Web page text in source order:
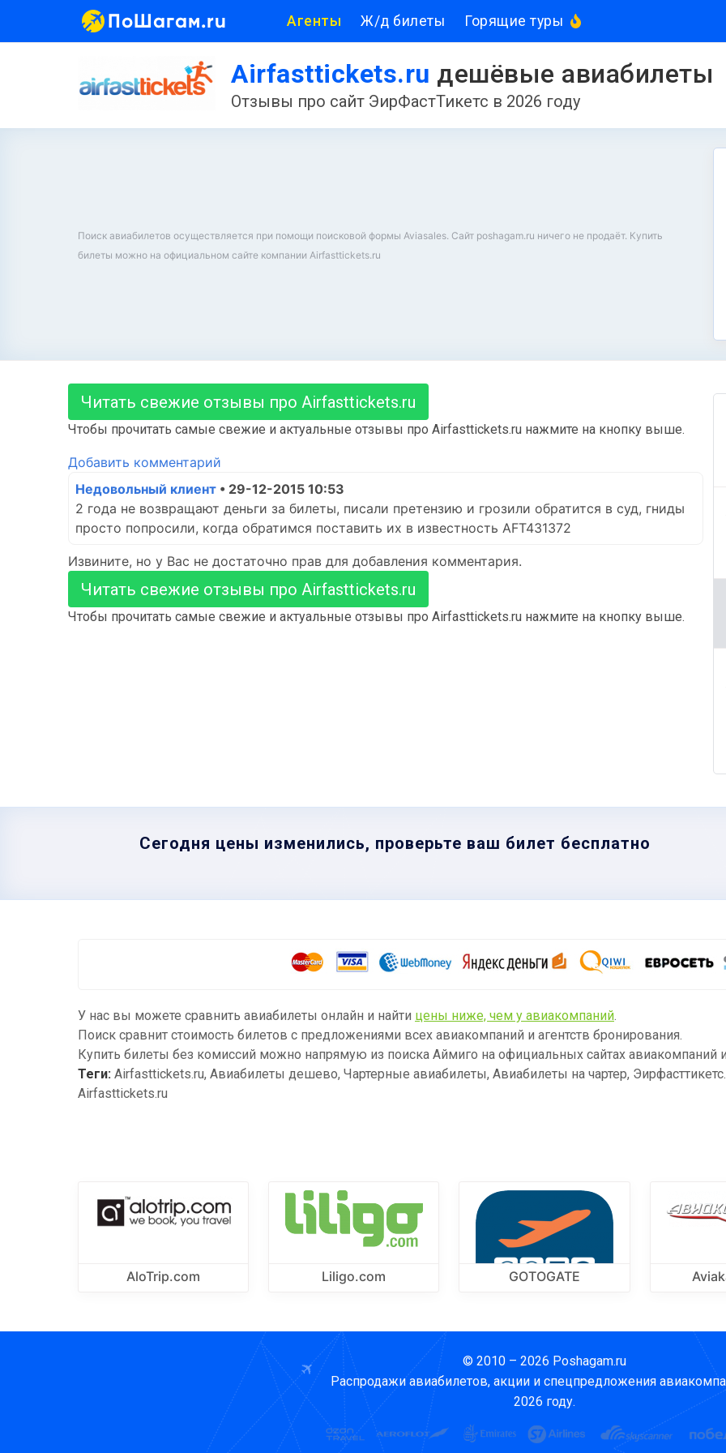
ПоШагам.ru Агенты Ж/д билеты Горящие туры
Airfasttickets.ru дешёвые авиабилеты
Отзывы про сайт ЭирФастТикетс в 2026 году
Поиск авиабилетов осуществляется при помощи поисковой формы Aviasales. Сайт poshagam.ru ничего не продаёт. Купить
билеты можно на официальном сайте компании Airfasttickets.ru
Читать свежие отзывы про Airfasttickets.ru
Чтобы прочитать самые свежие и актуальные отзывы про Airfasttickets.ru нажмите на кнопку выше.
Добавить комментарий
Недовольный клиент • 29-12-2015 10:53
2 года не возвращают деньги за билеты, писали претензию и грозили обратится в суд, гниды
просто попросили, когда обратимся поставить их в известность AFT431372
Извините, но у Вас не достаточно прав для добавления комментария.
Читать свежие отзывы про Airfasttickets.ru
Чтобы прочитать самые свежие и актуальные отзывы про Airfasttickets.ru нажмите на кнопку выше.
Сегодня цены изменились, проверьте ваш билет бесплатно
У нас вы можете сравнить авиабилеты онлайн и найти цены ниже, чем у авиакомпаний.
Поиск сравнит стоимость билетов с предложениями всех авиакомпаний и агентств бронирования.
Купить билеты без комиссий можно напрямую из поиска Аймиго на официальных сайтах авиакомпаний и
Теги: Airfasttickets.ru, Авиабилеты дешево, Чартерные авиабилеты, Авиабилеты на чартер,
Airfasttickets.ru
AloTrip.com Liligo.com GOTOGATE
© 2010 – 2026 Poshagam.ru
Распродажи авиабилетов, акции и спецпредложения
2026 году.